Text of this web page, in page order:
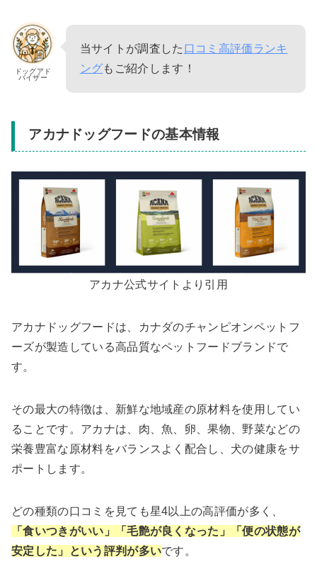
ドッグアド
バイザー
当サイトが調査した 口コミ高評価ランキ
ングもご紹介します！
アカナドッグフードの基本情報
アカナ公式サイトより引用
アカナドッグフードは、カナダのチャンピオンペットフ
ーズが製造している高品質なペットフードブランドで
す。
その最大の特徴は、新鮮な地域産の原材料を使用してい
ることです。アカナは、肉、魚、卵、果物、野菜などの
栄養豊富な原材料をバランスよく配合し、犬の健康をサ
ポートします。
どの種類の口コミを見ても星4以上の高評価が多く、
「食いつきがいい」「毛艶が良くなった」「便の状態が
安定した」という評判が多いです。